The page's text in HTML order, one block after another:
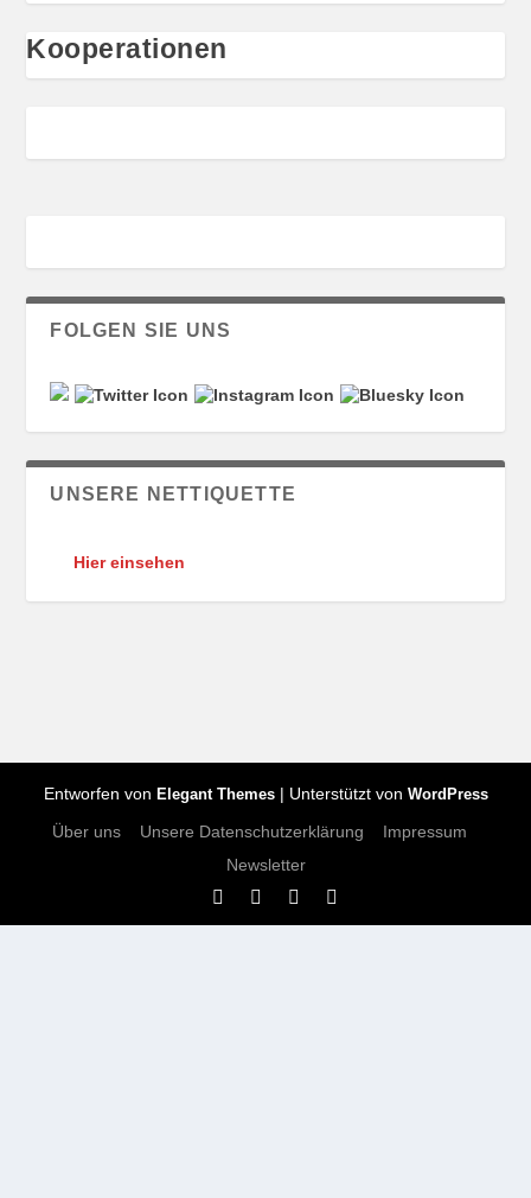
Kooperationen
FOLGEN SIE UNS
UNSERE NETTIQUETTE
Hier einsehen
Entworfen von Elegant Themes| Unterstützt von WordPress
Über uns Unsere Datenschutzerklärung
Impressum
Newsletter